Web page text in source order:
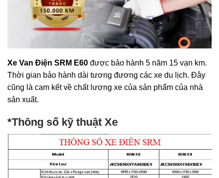
Xe Van Điện SRM E60 được bảo hành 5 năm 15 vạn km.
Thời gian bảo hành dài tương đương các xe du lịch. Đây
cũng là cam kết về chất lượng xe của sản phẩm của nhà
sản xuất.
*Thông số kỹ thuật Xe